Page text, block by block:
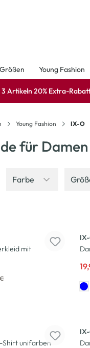
Young Fashion
Artikeln 20% Extra-
Young Fashion IX-O
für Damen
Farbe
mit
Shirt unifarben